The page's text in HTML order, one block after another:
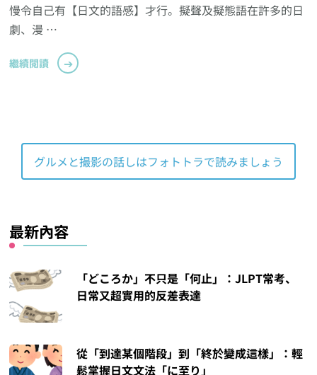
慢令自己有【日文的語感】才行。擬聲及擬態語在許多的日
劇、漫 …
繼續閱讀
グルメと撮影の話しはフォトトラで読みましょう
最新內容
「どころか」不只是「何止」：JLPT常考、
日常又超實用的反差表達
從「到達某個階段」到「終於變成這樣」：輕
鬆掌握日文文法「に至り」